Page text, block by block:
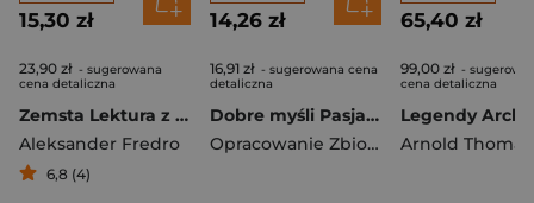
15,30 zł
23,90 zł - sugerowana
cena detaliczna
Zemsta Lektura z opracowaniem
Aleksander Fredro
6,8 (4)
14,26 zł
16,91 zł - sugerowana cena
detaliczna
Dobre myśli Pasja życia
Opracowanie Zbiorowe
65,40 zł
99,00 zł -
cena detaliczna
Arnold Thomas